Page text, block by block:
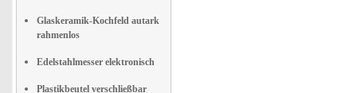
Glaskeramik-Kochfeld autark
rahmenlos
Edelstahlmesser elektronisch
Plastikbeutel verschließbar